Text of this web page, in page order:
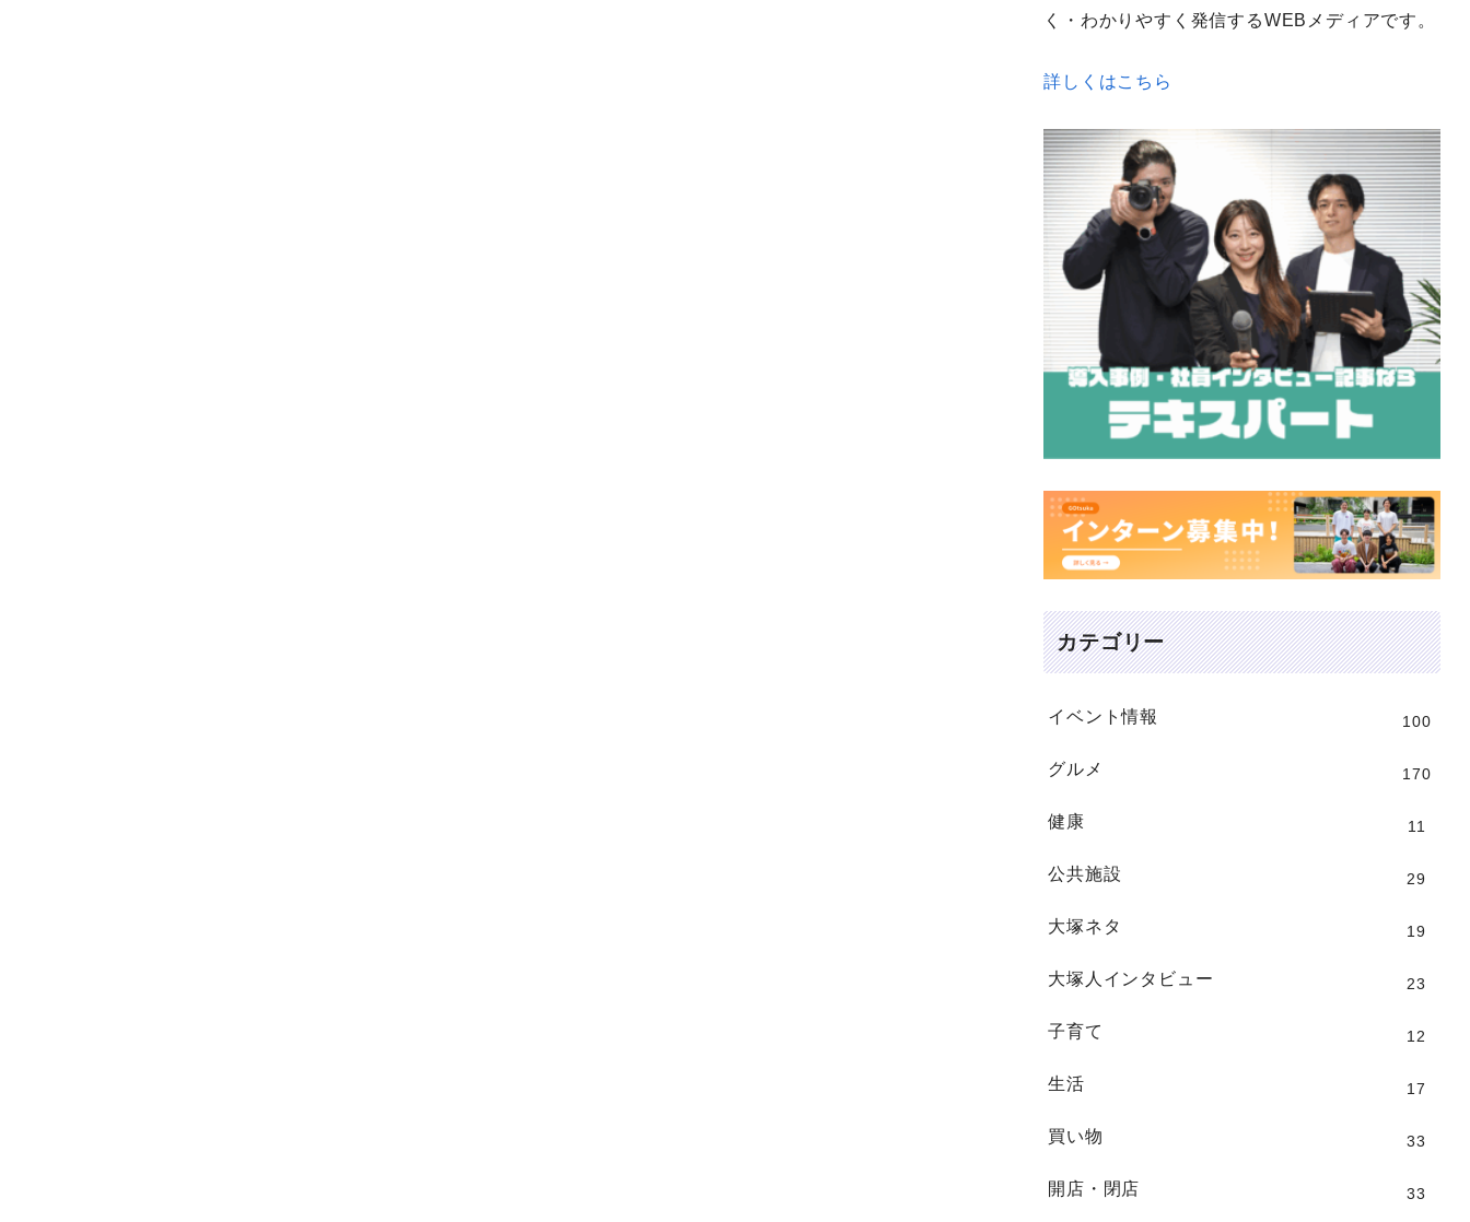
く・わかりやすく発信するWEBメディアです。
詳しくはこちら
カテゴリー
イベント情報 100
グルメ 170
健康 11
公共施設 29
大塚ネタ 19
大塚人インタビュー 23
子育て 12
生活 17
買い物 33
開店・閉店 33